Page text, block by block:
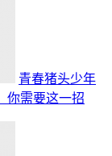
青春猪头少年
你需要这一招